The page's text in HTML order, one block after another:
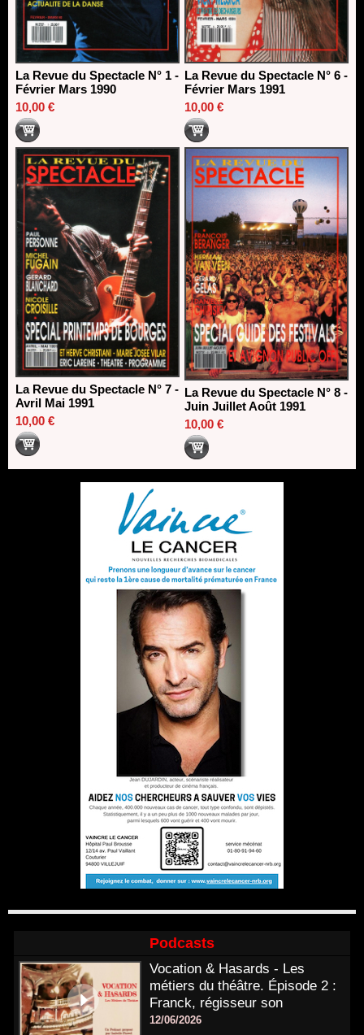
La Revue du Spectacle N° 1 -
Février Mars 1990
10,00 €
La Revue du Spectacle N° 6 -
Février Mars 1991
10,00 €
La Revue du Spectacle N° 7 -
Avril Mai 1991
10,00 €
La Revue du Spectacle N° 8 -
Juin Juillet Août 1991
10,00 €
Podcasts
Vocation & Hasards - Les
métiers du théâtre. Épisode 2 :
Franck, régisseur son
12/06/2026